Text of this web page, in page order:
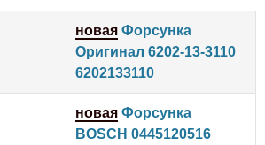
новая Форсунка
Оригинал 6202-13-3110
6202133110
новая Форсунка
BOSCH 0445120516